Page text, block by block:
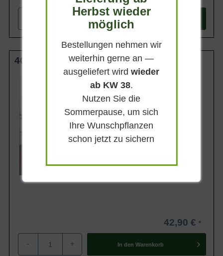
+ In den
40-50 cm C10
bis zu 70 cm
Belaubung
Blatt- / Nadelfarbe
Dunkelgrün
Standort
Lieferbar
42,90 €
- + In den Warenkorb
Herbst wieder
möglich
Bestellungen nehmen wir
weiterhin gerne an —
ausgeliefert wirdwieder
ab KW 38.
Nutzen Sie die
Sommerpause, um sich
Ihre Wunschpflanzen
schon jetzt zu sichern